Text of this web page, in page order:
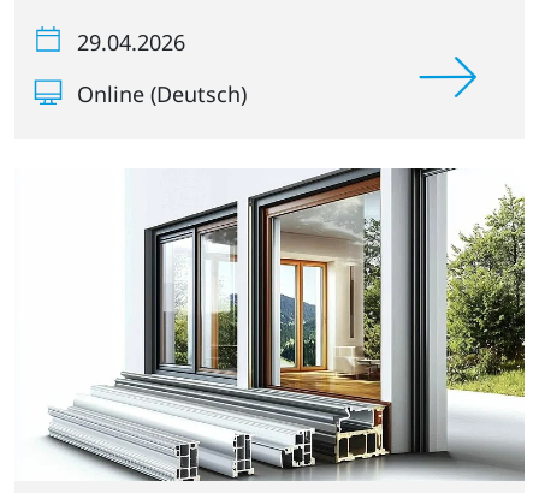
29.04.2026
Online (Deutsch)